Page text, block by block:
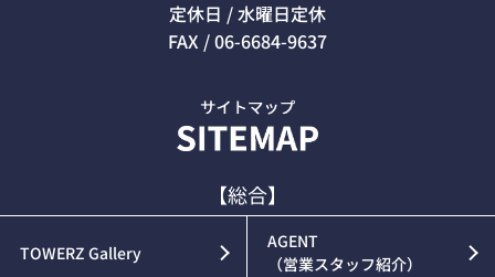
定休日 / 水曜日定休
FAX / 06-6684-9637
【総合】
TOWERZ Gallery
AGENT
（営業スタッフ紹介）